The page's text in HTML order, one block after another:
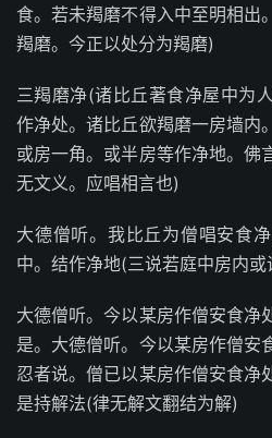
食。若未羯磨不得入中至明相出
羯磨。今正以处分为羯磨)
三羯磨净(诸比丘著食净屋中为
作净处。诸比丘欲羯磨一房墙内
或房一角。或半房等作净地。佛
无文义。应唱相言也)
大德僧听。我比丘为僧唱安食
中。结作净地(三说若庭中房内
大德僧听。今以某房作僧安食净
是。大德僧听。今以某房作僧安
忍者说。僧已以某房作僧安食净
是持解法(律无解文翻结为解)